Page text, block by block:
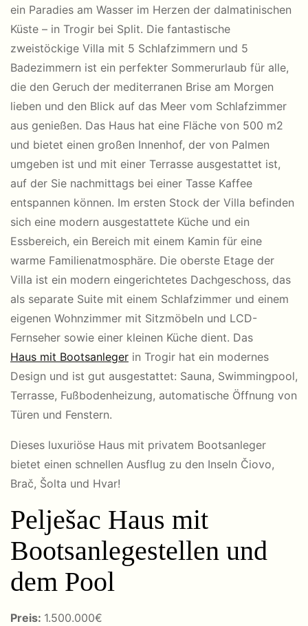
ein Paradies am Wasser im Herzen der dalmatinischen
Küste – in Trogir bei Split. Die fantastische
zweistöckige Villa mit 5 Schlafzimmern und 5
Badezimmern ist ein perfekter Sommerurlaub für alle,
die den Geruch der mediterranen Brise am Morgen
lieben und den Blick auf das Meer vom Schlafzimmer
aus genießen. Das Haus hat eine Fläche von 500 m2
und bietet einen großen Innenhof, der von Palmen
umgeben ist und mit einer Terrasse ausgestattet ist,
auf der Sie nachmittags bei einer Tasse Kaffee
entspannen können. Im ersten Stock der Villa befinden
sich eine modern ausgestattete Küche und ein
Essbereich, ein Bereich mit einem Kamin für eine
warme Familienatmosphäre. Die oberste Etage der
Villa ist ein modern eingerichtetes Dachgeschoss, das
als separate Suite mit einem Schlafzimmer und einem
eigenen Wohnzimmer mit Sitzmöbeln und LCD-
Fernseher sowie einer kleinen Küche dient. Das
Haus mit Bootsanleger in Trogir hat ein modernes
Design und ist gut ausgestattet: Sauna, Swimmingpool,
Terrasse, Fußbodenheizung, automatische Öffnung von
Türen und Fenstern.
Dieses luxuriöse Haus mit privatem Bootsanleger
bietet einen schnellen Ausflug zu den Inseln Čiovo,
Brač, Šolta und Hvar!
Pelješac Haus mit
Bootsanlegestellen und
dem Pool
Preis: 1.500.000€